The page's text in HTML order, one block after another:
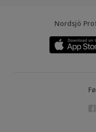
Nordsjö